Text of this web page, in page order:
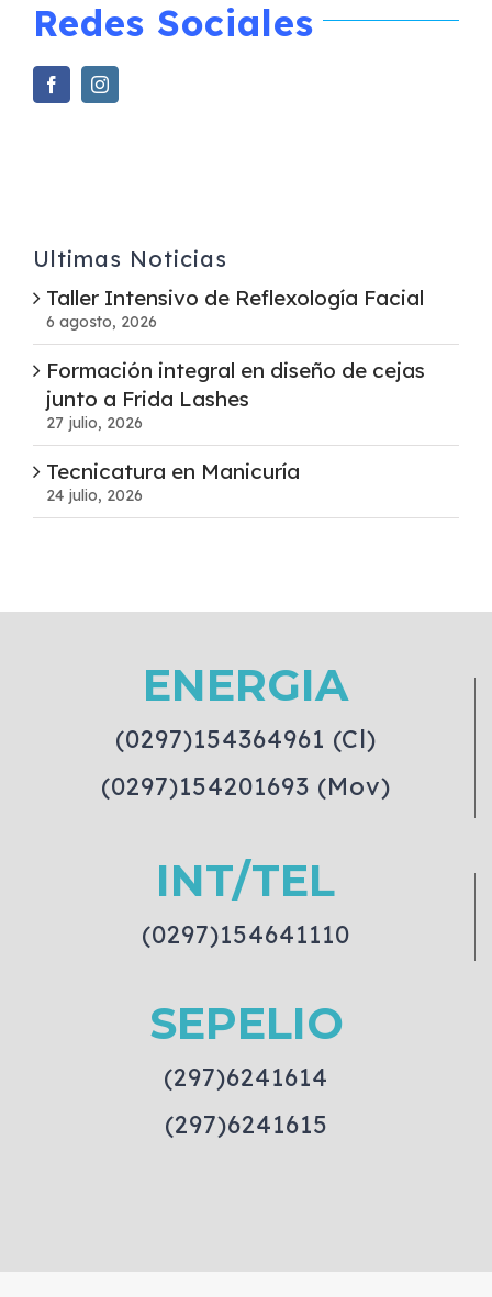
Redes Sociales
Ultimas Noticias
Taller Intensivo de Reflexología Facial
6 agosto, 2026
Formación integral en diseño de cejas
junto a Frida Lashes
27 julio, 2026
Tecnicatura en Manicuría
24 julio, 2026
ENERGIA
(0297)154364961 (Cl)
(0297)154201693 (Mov)
INT/TEL
(0297)154641110
SEPELIO
(297)6241614
(297)6241615